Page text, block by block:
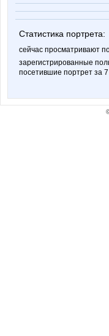
Статистика портрета:
сейчас просматривают
зарегистрированные
посетившие портрет за